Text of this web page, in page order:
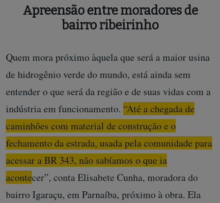
Apreensão entre moradores de
bairro ribeirinho
Quem mora próximo àquela que será a maior usina
de hidrogênio verde do mundo, está ainda sem
entender o que será da região e de suas vidas com a
indústria em funcionamento. “Até a chegada de
caminhões com material de construção e o
fechamento da estrada, usada pela comunidade para
acessar a BR 343, não sabíamos o que ia
acontecer”, conta Elisabete Cunha, moradora do
bairro Igaraçu, em Parnaíba, próximo à obra. Ela